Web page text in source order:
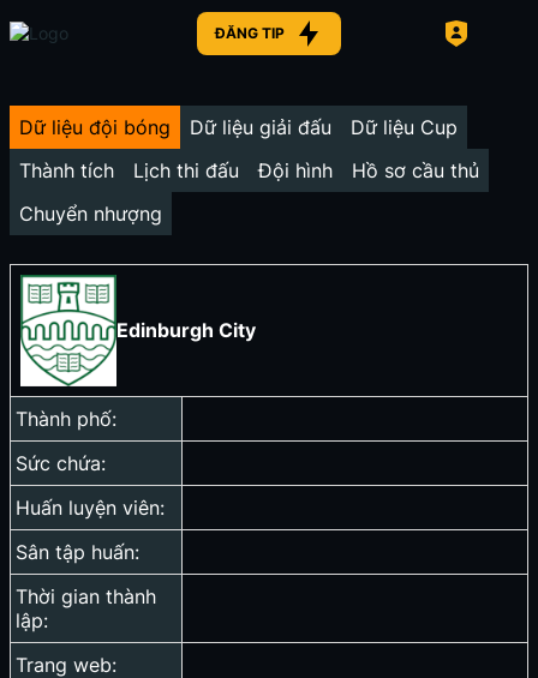
ĐĂNG TIP
Dữ liệu đội bóng Dữ liệu giải đấu
Dữ liệu Cup
Thành tích
Lịch thi đấu Đội hình
Hồ sơ cầu thủ
Chuyển nhượng
Edinburgh City
Thành phố:
Sức chứa:
Huấn luyện viên:
Sân tập huấn:
Thời gian thành
lập:
Trang web: